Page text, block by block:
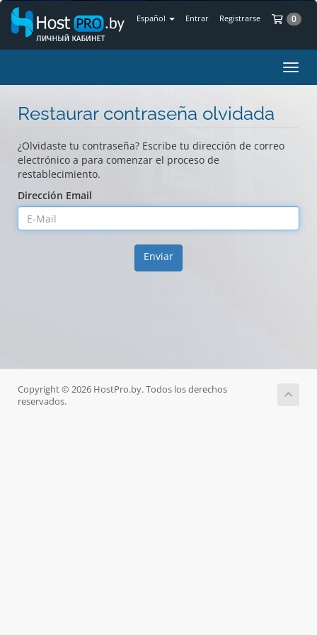
Español Entrar Registrarse 0
Restaurar contraseña olvidada
¿Olvidaste tu contraseña? Escribe tu dirección de correo
electrónico a para comenzar el proceso de
restablecimiento.
Dirección Email
Enviar
Copyright © 2026 HostPro.by. Todos los derechos
reservados.